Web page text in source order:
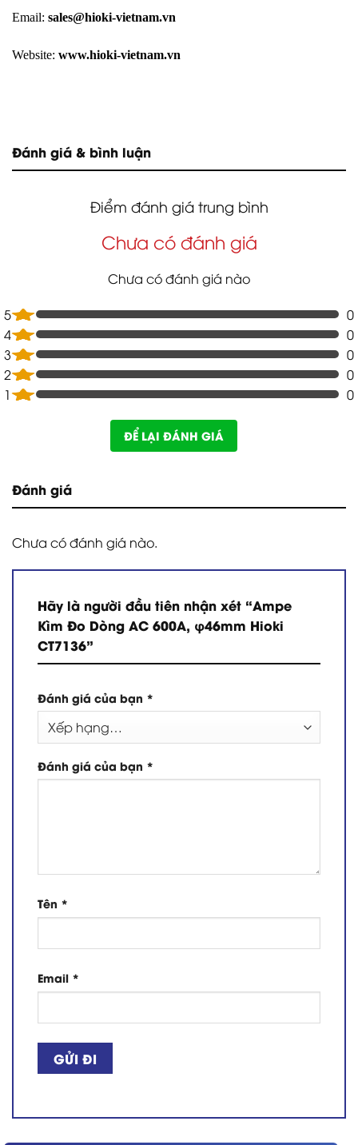
Email: sales@hioki-vietnam.vn
Website: www.hioki-vietnam.vn
Đánh giá & bình luận
Điểm đánh giá trung bình
Chưa có đánh giá
Chưa có đánh giá nào
5
0
4
0
3
0
2
0
1
0
ĐỂ LẠI ĐÁNH GIÁ
Đánh giá
Chưa có đánh giá nào.
Hãy là người đầu tiên nhận xét “Ampe
Kìm Đo Dòng AC 600A, φ46mm Hioki
CT7136”
Đánh giá của bạn *
Đánh giá của bạn *
Tên *
Email *